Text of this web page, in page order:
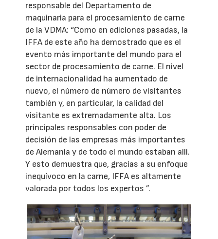
responsable del Departamento de
maquinaria para el procesamiento de carne
de la VDMA: “Como en ediciones pasadas, la
IFFA de este año ha demostrado que es el
evento más importante del mundo para el
sector de procesamiento de carne. El nivel
de internacionalidad ha aumentado de
nuevo, el número de número de visitantes
también y, en particular, la calidad del
visitante es extremadamente alta. Los
principales responsables con poder de
decisión de las empresas más importantes
de Alemania y de todo el mundo estaban allí.
Y esto demuestra que, gracias a su enfoque
inequívoco en la carne, IFFA es altamente
valorada por todos los expertos ”.